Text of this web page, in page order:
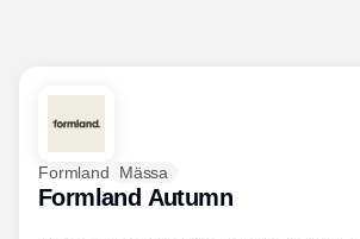
Formland Mässa
Formland Autumn